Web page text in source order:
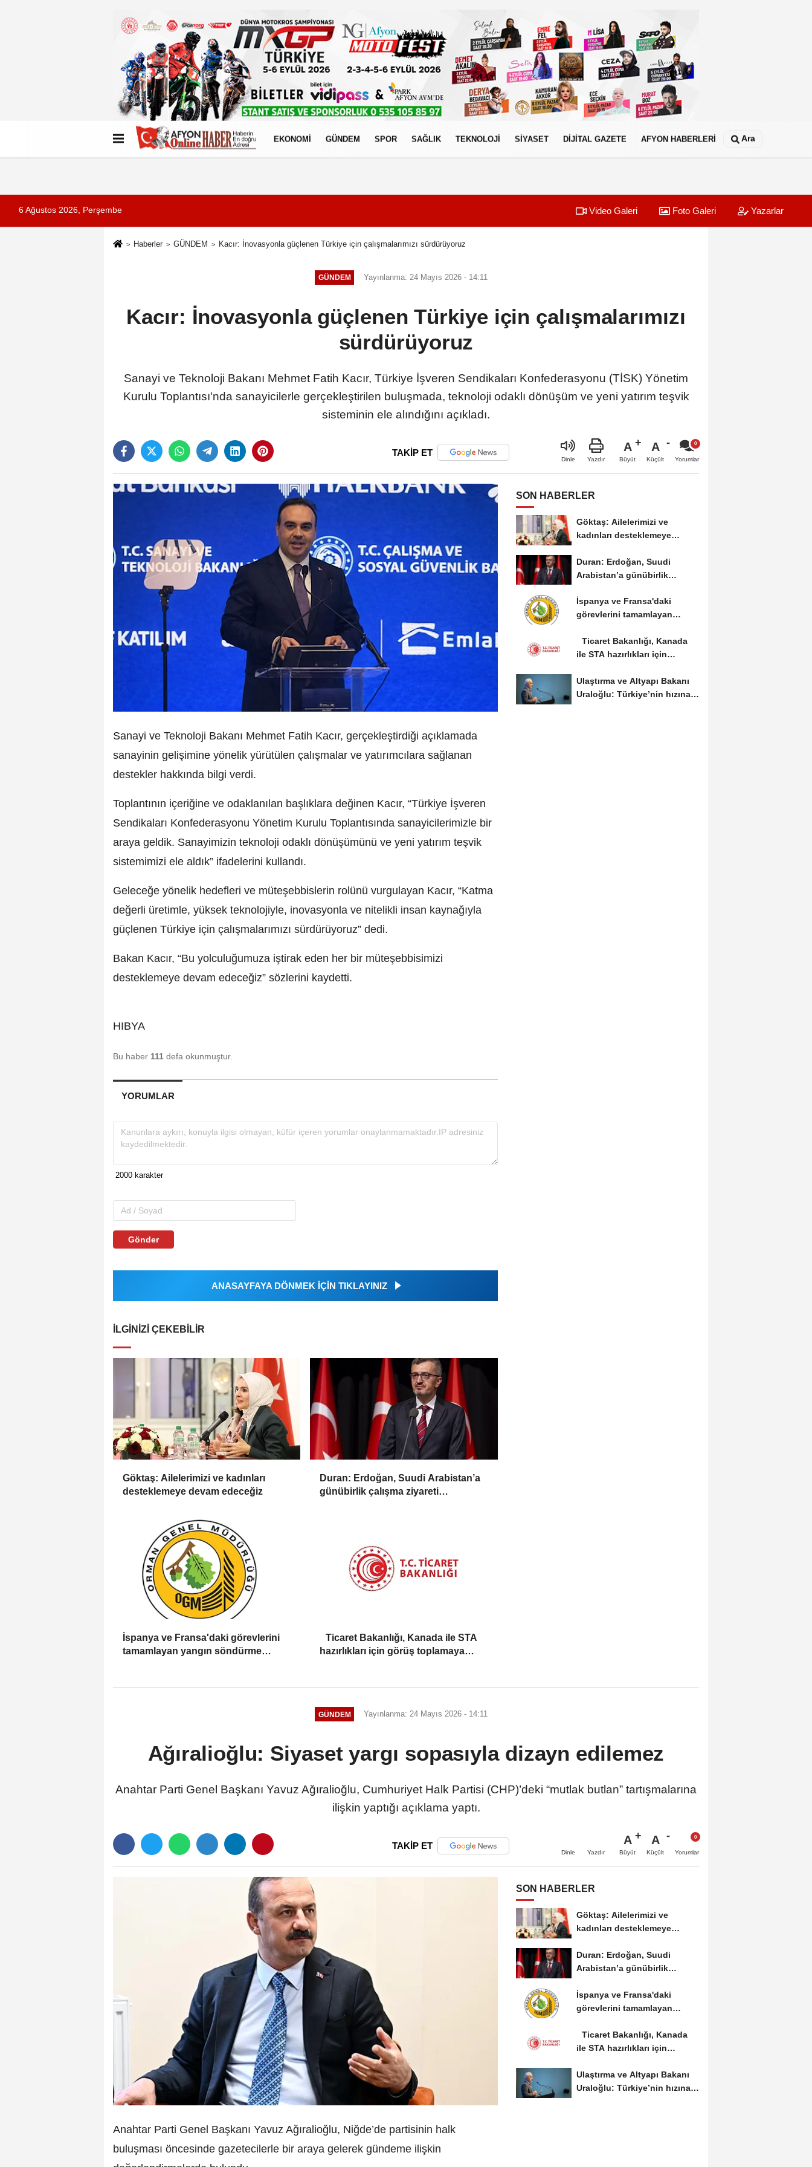
Künye İletişim Çerez Politikası
EKONOMİ GÜNDEM SPOR SAĞLIK TEKNOLOJİ SİYASET DİJİTAL GAZETE AFYON HABERLERİ Ara
6 Ağustos 2026, Perşembe Video Galeri Foto Galeri Yazarlar
Haberler GÜNDEM Kacır: İnovasyonla güçlenen Türkiye için çalışmalarımızı sürdürüyoruz
GÜNDEM Yayınlanma: 24 Mayıs 2026 - 14:11
Kacır: İnovasyonla güçlenen Türkiye için çalışmalarımızı
sürdürüyoruz
Sanayi ve Teknoloji Bakanı Mehmet Fatih Kacır, Türkiye İşveren Sendikaları Konfederasyonu (TİSK) Yönetim
Kurulu Toplantısı'nda sanayicilerle gerçekleştirilen buluşmada, teknoloji odaklı dönüşüm ve yeni yatırım teşvik
sisteminin ele alındığını açıkladı.
TAKİP ET
Dinle Yazdır
A
Büyüt
A
Küçült Yorumlar
Sanayi ve Teknoloji Bakanı Mehmet Fatih Kacır, gerçekleştirdiği açıklamada
sanayinin gelişimine yönelik yürütülen çalışmalar ve yatırımcılara sağlanan
destekler hakkında bilgi verdi.
Toplantının içeriğine ve odaklanılan başlıklara değinen Kacır, “Türkiye İşveren
Sendikaları Konfederasyonu Yönetim Kurulu Toplantısında sanayicilerimizle bir
araya geldik. Sanayimizin teknoloji odaklı dönüşümünü ve yeni yatırım teşvik
sistemimizi ele aldık” ifadelerini kullandı.
Geleceğe yönelik hedefleri ve müteşebbislerin rolünü vurgulayan Kacır, “Katma
değerli üretimle, yüksek teknolojiyle, inovasyonla ve nitelikli insan kaynağıyla
güçlenen Türkiye için çalışmalarımızı sürdürüyoruz” dedi.
Bakan Kacır, “Bu yolculuğumuza iştirak eden her bir müteşebbisimizi
desteklemeye devam edeceğiz” sözlerini kaydetti.
HIBYA
Bu haber 111 defa okunmuştur.
YORUMLAR
Gönder
ANASAYFAYA DÖNMEK İÇİN TIKLAYINIZ
İLGINIZI ÇEKEBILIR
Göktaş: Ailelerimizi ve kadınları
desteklemeye devam edeceğiz
Duran: Erdoğan, Suudi Arabistan’a
günübirlik çalışma ziyareti
İspanya ve Fransa'daki görevlerini
tamamlayan yangın söndürme
Ticaret Bakanlığı, Kanada ile STA
hazırlıkları için görüş toplamaya
SON HABERLER
Göktaş: Ailelerimizi ve
kadınları desteklemeye
Duran: Erdoğan, Suudi
Arabistan’a günübirlik
İspanya ve Fransa'daki
görevlerini tamamlayan
Ticaret Bakanlığı, Kanada
ile STA hazırlıkları için
Ulaştırma ve Altyapı Bakanı
Uraloğlu: Türkiye’nin hızına
GÜNDEM Yayınlanma: 24 Mayıs 2026 - 14:11
Ağıralioğlu: Siyaset yargı sopasıyla dizayn edilemez
Anahtar Parti Genel Başkanı Yavuz Ağıralioğlu, Cumhuriyet Halk Partisi (CHP)’deki “mutlak butlan” tartışmalarına
ilişkin yaptığı açıklama yaptı.
TAKİP ET
Dinle Yazdır
A
Büyüt
A
Küçült Yorumlar
Anahtar Parti Genel Başkanı Yavuz Ağıralioğlu, Niğde’de partisinin halk
buluşması öncesinde gazetecilerle bir araya gelerek gündeme ilişkin
SON HABERLER
Göktaş: Ailelerimizi ve
kadınları desteklemeye
Duran: Erdoğan, Suudi
Arabistan’a günübirlik
İspanya ve Fransa'daki
görevlerini tamamlayan
Ticaret Bakanlığı, Kanada
ile STA hazırlıkları için
Ulaştırma ve Altyapı Bakanı
Uraloğlu: Türkiye’nin hızına